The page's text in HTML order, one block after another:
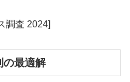
調査 2024]
の最適解